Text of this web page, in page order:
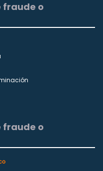
fraude o
fraude o